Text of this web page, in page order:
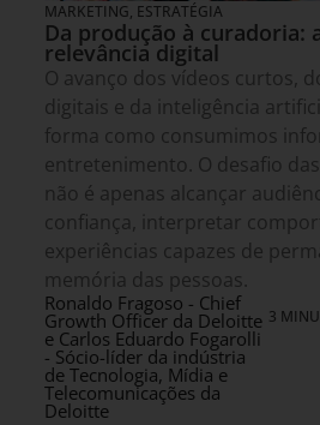
MARKETING, ESTRATÉGIA
Da produção à curadoria:
relevância digital
O avanço dos vídeos curtos,
digitais e da inteligência
forma como consumimos
entretenimento. O desafio
não é apenas alcançar
confiança, interpretar
experiências capazes de
memória das pessoas.
Ronaldo Fragoso - Chief
Growth Officer da Deloitte
e Carlos Eduardo Fogarolli
- Sócio-líder da indústria
de Tecnologia, Mídia e
Telecomunicações da
Deloitte
3